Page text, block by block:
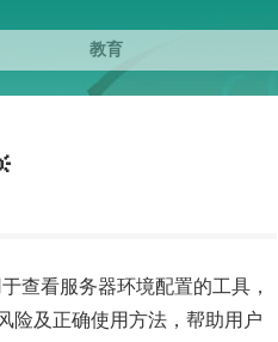
查看服务器环境配置的工具，
险及正确使用方法，帮助用户